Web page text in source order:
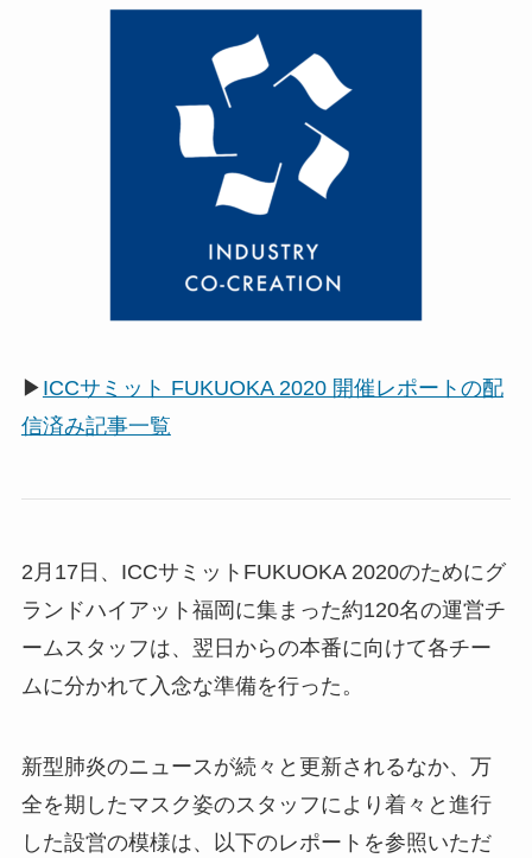
▶ ICCサミット FUKUOKA 2020 開催レポートの配
信済み記事一覧
2月17日、ICCサミットFUKUOKA 2020のためにグ
ランドハイアット福岡に集まった約120名の運営チ
ームスタッフは、翌日からの本番に向けて各チー
ムに分かれて入念な準備を行った。
新型肺炎のニュースが続々と更新されるなか、万
全を期したマスク姿のスタッフにより着々と進行
した設営の模様は、以下のレポートを参照いただ